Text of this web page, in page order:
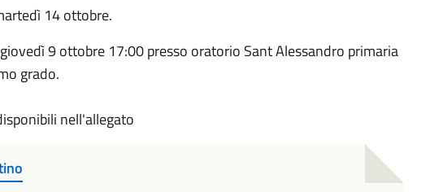
14 ottobre.
giovedì 9 ottobre 17:00 presso oratorio Sant Alessandro primaria
grado.
nell'allegato